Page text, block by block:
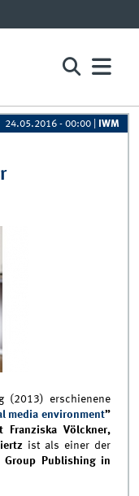
24.05.2016 - 00:00 IWM
(2013) erschienene
media environment”
Franziska Völckner,
ist als einer der
Group Publishing in